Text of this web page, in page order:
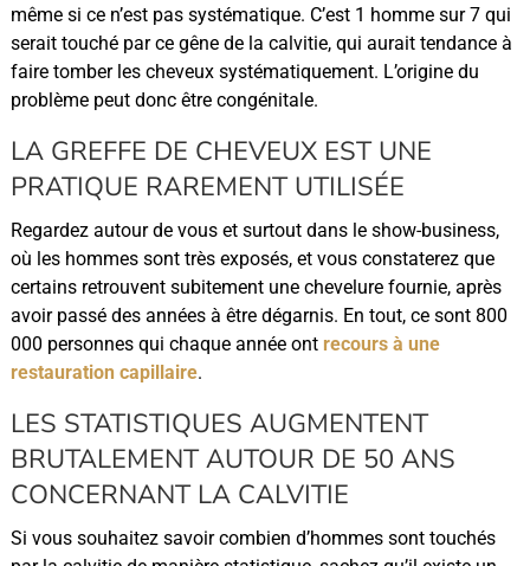
même si ce n’est pas systématique. C’est 1 homme sur 7 qui
serait touché par ce gêne de la calvitie, qui aurait tendance à
faire tomber les cheveux systématiquement. L’origine du
problème peut donc être congénitale.
LA GREFFE DE CHEVEUX EST UNE
PRATIQUE RAREMENT UTILISÉE
Regardez autour de vous et surtout dans le show-business,
où les hommes sont très exposés, et vous constaterez que
certains retrouvent subitement une chevelure fournie, après
avoir passé des années à être dégarnis. En tout, ce sont 800
000 personnes qui chaque année ont recours à une
restauration capillaire.
LES STATISTIQUES AUGMENTENT
BRUTALEMENT AUTOUR DE 50 ANS
CONCERNANT LA CALVITIE
Si vous souhaitez savoir combien d’hommes sont touchés